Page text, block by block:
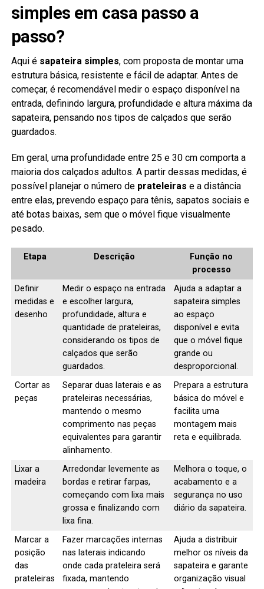
simples em casa passo a
passo?
Aqui é sapateira simples, com proposta de montar uma
estrutura básica, resistente e fácil de adaptar. Antes de
começar, é recomendável medir o espaço disponível na
entrada, definindo largura, profundidade e altura máxima da
sapateira, pensando nos tipos de calçados que serão
guardados.
Em geral, uma profundidade entre 25 e 30 cm comporta a
maioria dos calçados adultos. A partir dessas medidas, é
possível planejar o número de prateleiras e a distância
entre elas, prevendo espaço para tênis, sapatos sociais e
até botas baixas, sem que o móvel fique visualmente
pesado.
Etapa Descrição
Função no
processo
Definir
medidas e
desenho
Medir o espaço na entrada
e escolher largura,
profundidade, altura e
quantidade de prateleiras,
considerando os tipos de
calçados que serão
guardados.
Ajuda a adaptar a
sapateira simples
ao espaço
disponível e evita
que o móvel fique
grande ou
desproporcional.
Cortar as
peças
Separar duas laterais e as
prateleiras necessárias,
mantendo o mesmo
comprimento nas peças
equivalentes para garantir
alinhamento.
Prepara a estrutura
básica do móvel e
facilita uma
montagem mais
reta e equilibrada.
Lixar a
madeira
Arredondar levemente as
bordas e retirar farpas,
começando com lixa mais
grossa e finalizando com
lixa fina.
Melhora o toque, o
acabamento e a
segurança no uso
diário da sapateira.
Marcar a
posição
das
prateleiras
Fazer marcações internas
nas laterais indicando
onde cada prateleira será
fixada, mantendo
Ajuda a distribuir
melhor os níveis da
sapateira e garante
organização visual